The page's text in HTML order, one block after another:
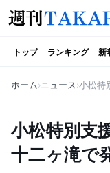
トップ ランキング 新
ホーム ニュース
小松特別支
十二ヶ滝で